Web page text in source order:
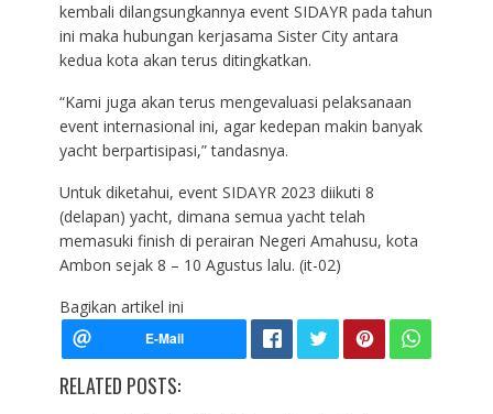
kembali dilangsungkannya event SIDAYR pada tahun
ini maka hubungan kerjasama Sister City antara
kedua kota akan terus ditingkatkan.
“Kami juga akan terus mengevaluasi pelaksanaan
event internasional ini, agar kedepan makin banyak
yacht berpartisipasi,” tandasnya.
Untuk diketahui, event SIDAYR 2023 diikuti 8
(delapan) yacht, dimana semua yacht telah
memasuki finish di perairan Negeri Amahusu, kota
Ambon sejak 8 – 10 Agustus lalu. (it-02)
Bagikan artikel ini
RELATED POSTS: